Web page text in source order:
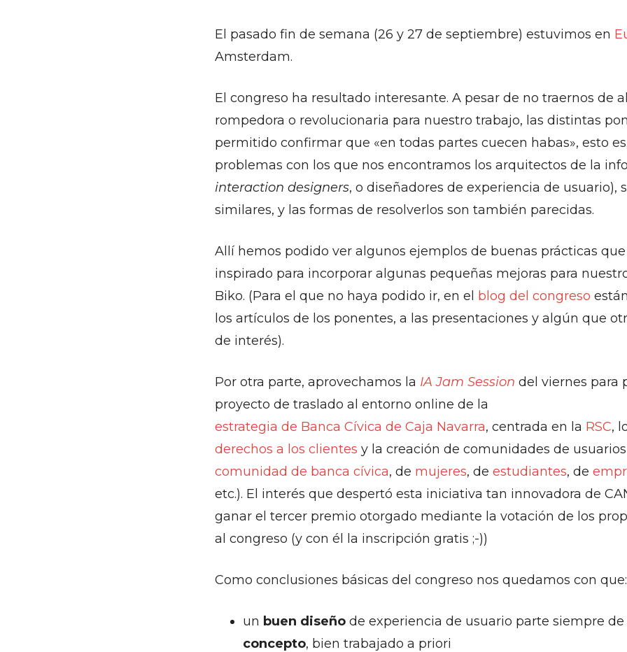
El pasado fin de semana (26 y 27 de septiembre) estuvimos en
Amsterdam.
El congreso ha resultado interesante. A pesar de no traernos de
rompedora o revolucionaria para nuestro trabajo, las distintas
permitido confirmar que «en todas partes cuecen habas», esto
problemas con los que nos encontramos los arquitectos de la
interaction designers, o diseñadores de experiencia de usuario),
similares, y las formas de resolverlos son también parecidas.
Allí hemos podido ver algunos ejemplos de buenas prácticas
inspirado para incorporar algunas pequeñas mejoras para
Biko. (Para el que no haya podido ir, en el blog del congreso
los artículos de los ponentes, a las presentaciones y algún que
de interés).
Por otra parte, aprovechamos la IA Jam Session del viernes para
proyecto de traslado al entorno online de la
estrategia de Banca Cívica de Caja Navarra, centrada en la RSC,
derechos a los clientes y la creación de comunidades de
comunidad de banca cívica, de mujeres, de estudiantes, de
etc.). El interés que despertó esta iniciativa tan innovadora de
ganar el tercer premio otorgado mediante la votación de los
al congreso (y con él la inscripción gratis ;-))
Como conclusiones básicas del congreso nos quedamos con que:
un buen diseño de experiencia de usuario parte siempre de
concepto, bien trabajado a priori